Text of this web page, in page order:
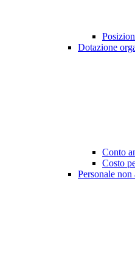
Dotazione
Conto
Costo
Personale